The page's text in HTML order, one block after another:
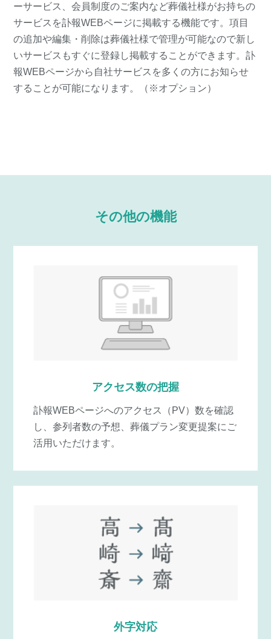
ーサービス、会員制度のご案内など葬儀社様がお持ちの
サービスを訃報WEBページに掲載する機能です。項目
の追加や編集・削除は葬儀社様で管理が可能なので新し
いサービスもすぐに登録し掲載することができます。訃
報WEBページから自社サービスを多くの方にお知らせ
することが可能になります。（※オプション）
その他の機能
アクセス数の把握
訃報WEBページへのアクセス（PV）数を確認
し、参列者数の予想、葬儀プラン変更提案にご
活用いただけます。
外字対応